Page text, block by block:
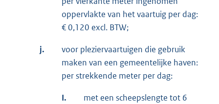
oppervlakte van het vaartuig per dag:
€ 0,120 excl. BTW;
j.
voor pleziervaartuigen die gebruik
maken van een gemeentelijke haven:
per strekkende meter per dag:
I.
met een scheepslengte tot 6